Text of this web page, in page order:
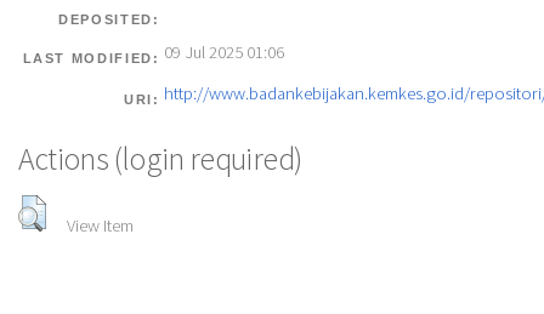
DEPOSITED:
LAST MODIFIED: 09 Jul 2025 01:06
URI: http://www.badankebijakan.kemkes.go.id/
Actions (login required)
View Item